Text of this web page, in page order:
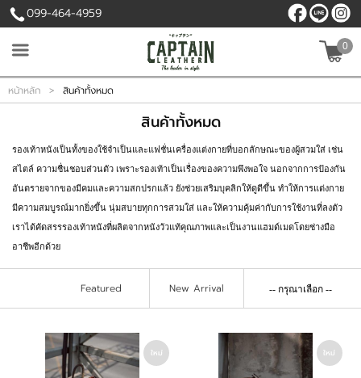
เข้าสู่ระบบ สมัครสมาชิก
สินค้าที่สนใจ
( 0 )
หน้าหลัก
สินค้า
เนื้อหา
บัญชีผู้ใช้
ติดต่อเรา
099-464-4959
0
หน้าหลัก > สินค้าทั้งหมด
สินค้าทั้งหมด
รองเท้าหนังเป็นทั้งของใช้จำเป็นและแฟชั่นเครื่องแต่งกายที่บอกลักษณะของผู้สวมใส่ เช่น
สไตล์ ความชื่นชอบส่วนตัว เพราะรองเท้าเป็นเรื่องของความพึงพอใจ นอกจากการป้องกัน
อันตรายจากของมีคมและความสกปรกแล้ว ยังช่วยเสริมบุคลิกให้ดูดีขึ้น ทำให้การแต่งกาย
มีความสมบูรณ์มากยิ่งขึ้น นุ่มสบายทุกการสวมใส่ และให้ความคุ้มค่ากับการใช้งานที่ลงตัว
เราได้คัดสรรรองเท้าหนังที่ผลิตจากหนังวัวแท้คุณภาพและเป็นงานแฮมด์เมดโดยช่างมือ
อาชีพอีกด้วย
Featured New Arrival
ใหม่ ใหม่